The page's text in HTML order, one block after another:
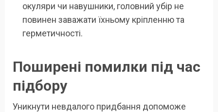
окуляри чи навушники, головний убір не
повинен заважати їхньому кріпленню та
герметичності.
Поширені помилки під час
підбору
Уникнути невдалого придбання допоможе